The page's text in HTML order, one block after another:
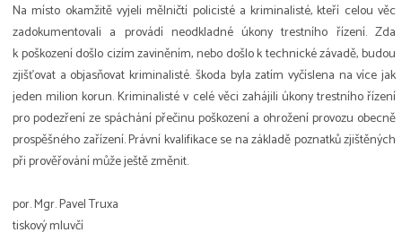
Na místo okamžitě vyjeli mělničtí policisté a kriminalisté, kteří celou věc
zadokumentovali a provádí neodkladné úkony trestního řízení. Zda
k poškození došlo cizím zaviněním, nebo došlo k technické závadě, budou
zjišťovat a objasňovat kriminalisté. škoda byla zatím vyčíslena na více jak
jeden milion korun. Kriminalisté v celé věci zahájili úkony trestního řízení
pro podezření ze spáchání přečinu poškození a ohrožení provozu obecně
prospěšného zařízení. Právní kvalifikace se na základě poznatků zjištěných
při prověřování může ještě změnit.
por. Mgr. Pavel Truxa
tiskový mluvčí